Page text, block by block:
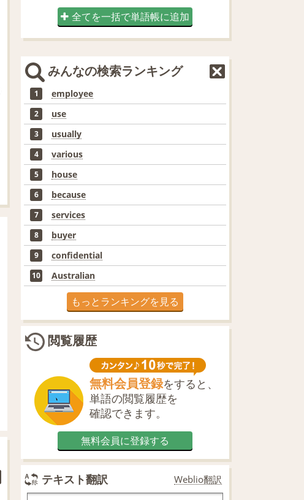
全てを一括で単語帳に追加
みんなの検索ランキング
1 employee
2 use
3 usually
4 various
5 house
6 because
7 services
8 buyer
9 confidential
10 Australian
もっとランキングを見る
閲覧履歴
無料会員登録をすると、
単語の閲覧履歴を
確認できます。
無料会員に登録する
テキスト翻訳 Weblio翻訳